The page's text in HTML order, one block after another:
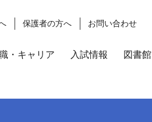
・キャリア 入試情報 図書館
保護者の方へ お問い合わせ